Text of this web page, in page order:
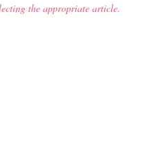
the appropriate article.